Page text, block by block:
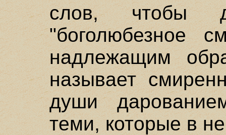
слов, чтобы
"боголюбезное
надлежащим
называет
души
теми, которые в